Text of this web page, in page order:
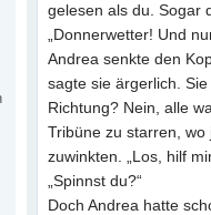
gelesen als du. Sogar
„Donnerwetter! Und
Andrea senkte den
sagte sie ärgerlich.
Richtung? Nein, alle
Tribüne zu starren,
zuwinkten. „Los, hilf
„Spinnst du?“
Doch Andrea hatte